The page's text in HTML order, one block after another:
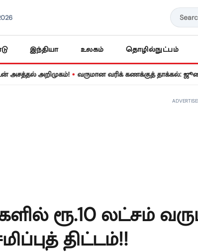
இந்தியா உலகம் தொழில்நுட்பம்
அறிமுகம்! • வருமான வரிக் கணக்குத் தாக்கல்: ஜூலை 31
ரூ.10 லட்சம்
திட்டம்!!